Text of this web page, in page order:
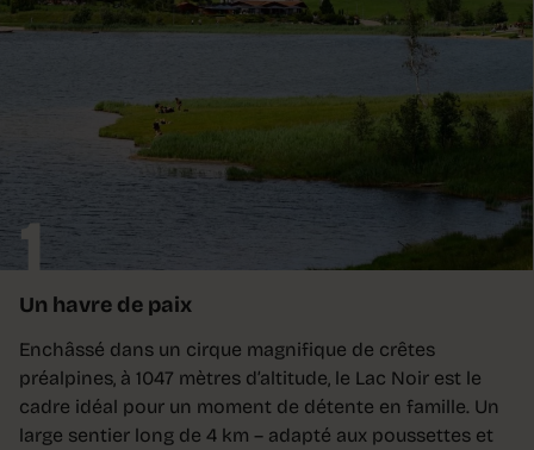
1
Un havre de paix
Enchâssé dans un cirque magnifique de crêtes
préalpines, à 1047 mètres d’altitude, le Lac Noir est le
cadre idéal pour un moment de détente en famille. Un
large sentier long de 4 km – adapté aux poussettes et